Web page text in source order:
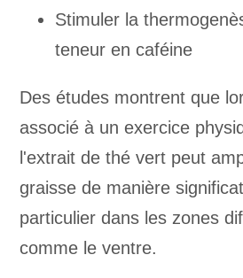
Stimuler la
teneur en caféine
Des études montrent que
associé à un exercice
l'extrait de thé vert peut
graisse de manière
particulier dans les zones
comme le ventre.